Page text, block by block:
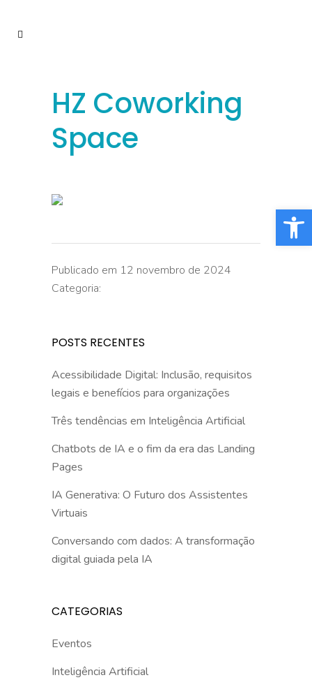
HZ Coworking
Space
Publicado em 12 novembro de 2024
Categoria:
POSTS RECENTES
Acessibilidade Digital: Inclusão, requisitos
legais e benefícios para organizações
Três tendências em Inteligência Artificial
Chatbots de IA e o fim da era das Landing
Pages
IA Generativa: O Futuro dos Assistentes
Virtuais
Conversando com dados: A transformação
digital guiada pela IA
CATEGORIAS
Eventos
Inteligência Artificial
Barra de